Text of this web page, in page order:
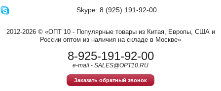
Skype: 8 (925) 191-92-00
2012-2026 © «ОПТ 10 - Популярные товары из Китая, Европы, США и
России оптом из наличия на складе в Москве»
8-925-191-92-00
e-mail - SALES@OPT10.RU
Заказать обратный звонок